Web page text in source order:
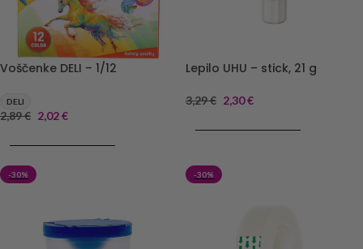
Voščenke DELI – 1/12
DELI
2,89€ 2,02€
Lepilo UHU – stick, 21 g
3,29€ 2,30€
-30% -30%